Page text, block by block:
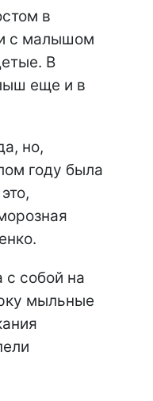
в
с малышом
В
еще и в
но,
году была
с собой на
мыльные